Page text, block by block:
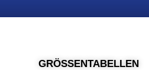
GRÖSSENTABELLEN